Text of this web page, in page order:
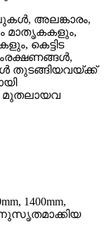
അലങ്കാരം,
മാതൃകകളും,
കെട്ടിട
തുടങ്ങിയവയ്ക്ക്
മുതലായവ
1400mm,